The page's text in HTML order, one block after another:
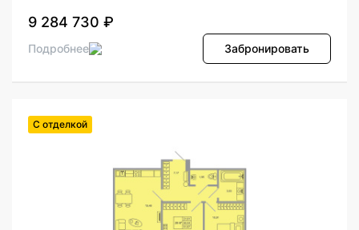
9 284 730 ₽
Подробнее Забронировать
С отделкой